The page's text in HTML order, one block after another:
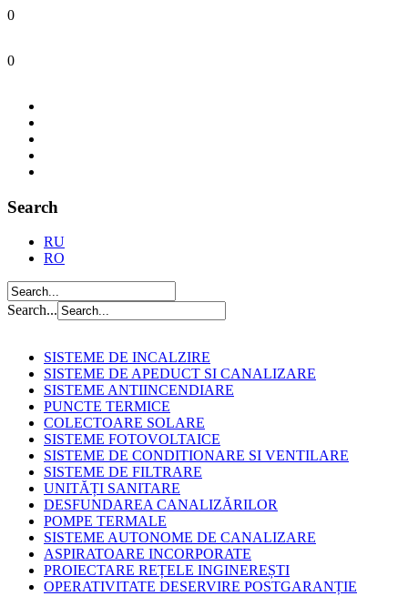
0
0
Search
RU
RO
Search...
SISTEME DE INCALZIRE
SISTEME DE APEDUCT SI CANALIZARE
SISTEME ANTIINCENDIARE
PUNCTE TERMICE
COLECTOARE SOLARE
SISTEME FOTOVOLTAICE
SISTEME DE CONDITIONARE SI VENTILARE
SISTEME DE FILTRARE
UNITĂȚI SANITARE
DESFUNDAREA CANALIZĂRILOR
POMPE TERMALE
SISTEME AUTONOME DE CANALIZARE
ASPIRATOARE INCORPORATE
PROIECTARE REȚELE INGINEREȘTI
OPERATIVITATE DESERVIRE POSTGARANȚIE